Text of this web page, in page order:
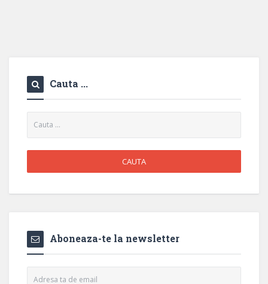
Cauta ...
Aboneaza-te la newsletter